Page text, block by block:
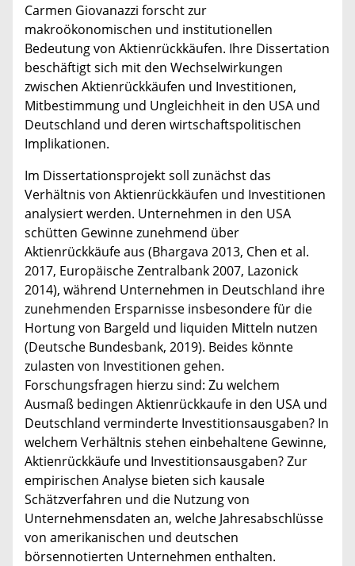
Carmen Giovanazzi forscht zur
makroökonomischen und institutionellen
Bedeutung von Aktienrückkäufen. Ihre Dissertation
beschäftigt sich mit den Wechselwirkungen
zwischen Aktienrückkäufen und Investitionen,
Mitbestimmung und Ungleichheit in den USA und
Deutschland und deren wirtschaftspolitischen
Implikationen.
Im Dissertationsprojekt soll zunächst das
Verhältnis von Aktienrückkäufen und Investitionen
analysiert werden. Unternehmen in den USA
schütten Gewinne zunehmend über
Aktienrückkäufe aus (Bhargava 2013, Chen et al.
2017, Europäische Zentralbank 2007, Lazonick
2014), während Unternehmen in Deutschland ihre
zunehmenden Ersparnisse insbesondere für die
Hortung von Bargeld und liquiden Mitteln nutzen
(Deutsche Bundesbank, 2019). Beides könnte
zulasten von Investitionen gehen.
Forschungsfragen hierzu sind: Zu welchem
Ausmaß bedingen Aktienrückkaufe in den USA und
Deutschland verminderte Investitionsausgaben? In
welchem Verhältnis stehen einbehaltene Gewinne,
Aktienrückkäufe und Investitionsausgaben? Zur
empirischen Analyse bieten sich kausale
Schätzverfahren und die Nutzung von
Unternehmensdaten an, welche Jahresabschlüsse
von amerikanischen und deutschen
börsennotierten Unternehmen enthalten.